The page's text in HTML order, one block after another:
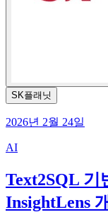
SK플래닛
2026년 2월 24일
AI
Text2SQL 기
InsightLens